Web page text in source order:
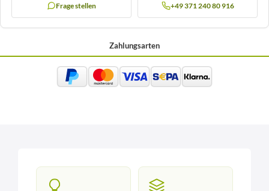
Frage stellen +49 371 240 80 916
Zahlungsarten